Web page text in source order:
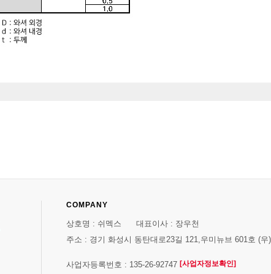
COMPANY
상호명 : 쉬멕스 대표이사 : 장우천
주소 : 경기 화성시 동탄대로23길 121,우미뉴브 601호 (우
사업자등록번호 : 135-26-92747 [사업자정보확인]